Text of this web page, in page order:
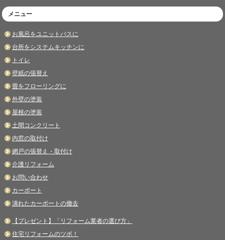
メニュー
お風呂をユニットバスに
台所をシステムキッチンに
トイレ
壁紙の張替え
畳をフローリングに
外壁の塗装
屋根の塗装
土間コンクリート
内窓の取付け
網戸の張替え・取付け
介護リフォーム
お問い合わせ
カーポート
潰れたカーポートの撤去
【プレゼント】「リフォーム業者の選び方」
住宅リフォームのツボ！